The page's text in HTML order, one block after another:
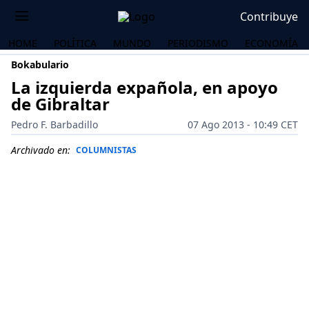
Contribuye
HOME POLÍTICA MUNDO PERIODISMO
ECONOMÍA
Bokabulario
La izquierda expañola, en apoyo
de Gibraltar
Pedro F. Barbadillo
07 Ago 2013 - 10:49 CET
Archivado en: COLUMNISTAS